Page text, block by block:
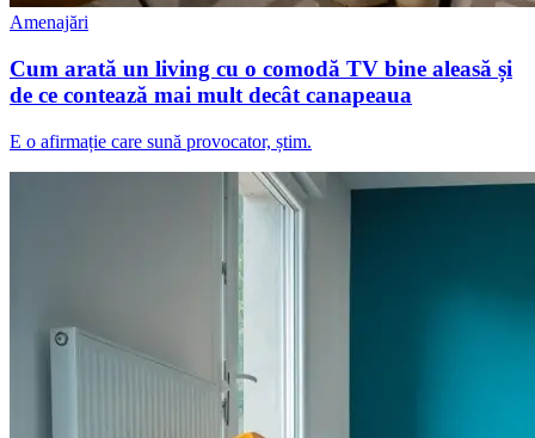
Amenajări
Cum arată un living cu o comodă TV bine aleasă și
de ce contează mai mult decât canapeaua
E o afirmație care sună provocator, știm.